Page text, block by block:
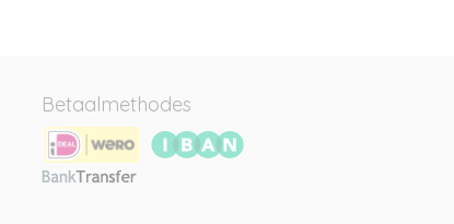
Betaalmethodes